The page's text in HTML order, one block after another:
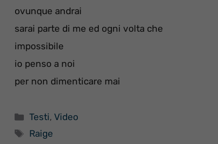
ovunque andrai
sarai parte di me ed ogni volta che
impossibile
io penso a noi
per non dimenticare mai
Categorie
Testi,Video
Tag
Raige